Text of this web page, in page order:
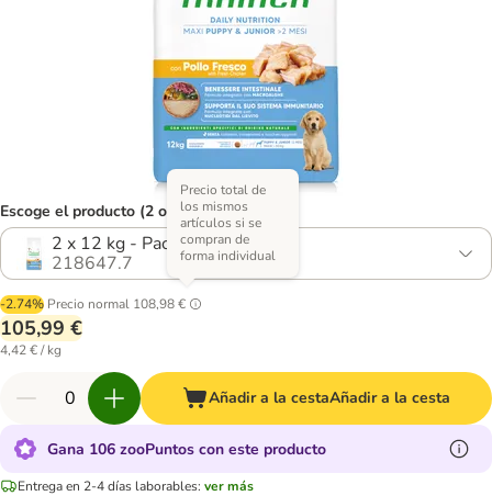
Escoge el producto (2 opciones)
2 x 12 kg - Pack Ahorro
218647.7
-2.74% Precio normal 108,98 €
Precio total de
los mismos
artículos si se
compran de
forma individual
105,99 €
4,42 € / kg
Añadir a la cestaAñadir a la cesta
Gana 106 zooPuntos con este producto
Entrega en 2-4 días laborables: ver más